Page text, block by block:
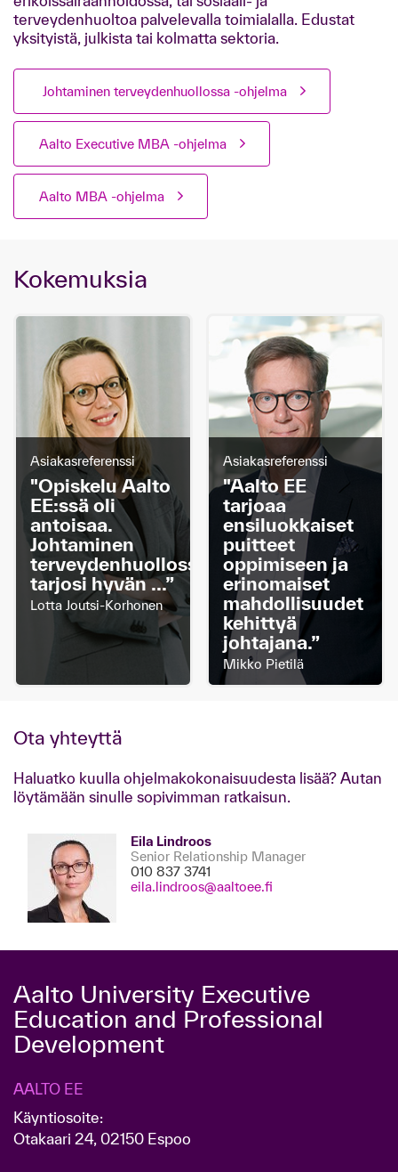
terveydenhuoltoa palvelevalla toimialalla. Edustat
yksityistä, julkista tai kolmatta sektoria.
Johtaminen terveydenhuollossa -ohjelma
Aalto Executive MBA -ohjelma
Aalto MBA -ohjelma
Kokemuksia
Asiakasreferenssi
"Opiskelu Aalto
EE:ssä oli
antoisaa.
Johtaminen
terveydenhuollossa
tarjosi hyvän ...”
Lotta Joutsi-Korhonen
Asiakasreferenssi
"Aalto EE
tarjoaa
ensiluokkaiset
puitteet
oppimiseen ja
erinomaiset
mahdollisuudet
kehittyä
johtajana.”
Mikko Pietilä
Ota yhteyttä
Haluatko kuulla ohjelmakokonaisuudesta lisää? Autan
löytämään sinulle sopivimman ratkaisun.
Eila Lindroos
Senior Relationship Manager
010 837 3741
eila.lindroos@aaltoee.fi
Aalto University Executive
Education and Professional
Development
AALTO EE
Käyntiosoite:
Otakaari 24, 02150 Espoo